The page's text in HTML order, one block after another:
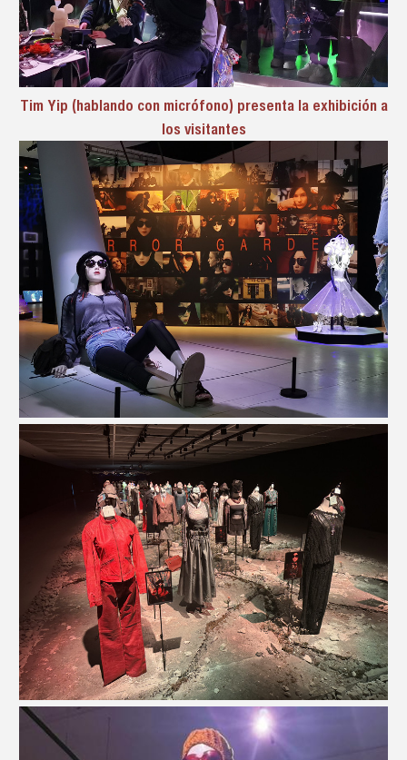
Tim Yip (hablando con micrófono) presenta la exhibición a
los visitantes